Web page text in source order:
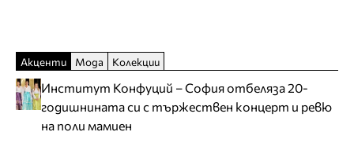
Акценти Мода Колекции
Институт Конфуций – София отбеляза 20-
годишнината си с тържествен концерт и ревю
на поли мамиен